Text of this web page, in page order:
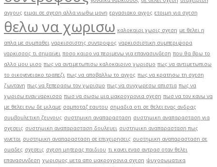
αγχους ειμαι σε σχεση αλλα νιωθω μονη εργασιακο αγχος ετοιμη για σχεση
θελω να χωρισω καλοκαιρι χωρις σχεση με θελει η
απλα με συμπαθει ναρκισσιστης συντροφος ναρκισσιστικη συμπεριφορα
ναρκισσος τι σημαινει ποσο καιρο να περιμενω για επανασυνδεση που θα βρω το
αλλο μου μισο πως να αντιμετωπισω καλοκαιρινο χωρισμο πως να αντιμετωπισω
το οικογενειακο τραπεζι πως να αποβαλλω το αγχος πως να κρατησω τη σχεση
ζωντανη πως να ξεπερασω τον χωρισμο πως να συγχωρεσω απιστια πως να
χωρισω εναν ναρκισσο πωσ να σωσω μια μακροχρονια σχεση πωσ να τον κανω να
με θελει ενω δε μιλαμε σαμποταζ εαυτου σημαδια οτι σε θελει ενας ανδρας
συμβουλετικη ζευγους συστημικη αναπαρασταση συστημικη αναπαρασταση για
σχεσεις συστημικη αναπαρασταση δουλευει συστημικη αναπαρασταση πως
γινεται συστημικη αναπαρασταση σε επιχειρησεις συστημικη αναπαρασταση σε
ομαδες σχεσεις σχεση μητερας παιδιου τι κανει ενασ αντρασ οταν θελει
επανασυνδεση χωρισμος μετα απο μακροχρονια σχεση ψυχοσωματικα